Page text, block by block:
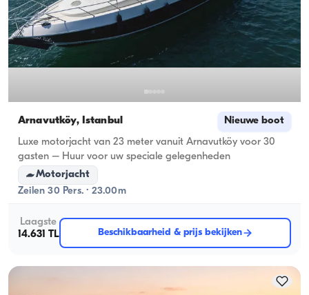
Arnavutköy, İstanbul Nieuwe boot
Luxe motorjacht van 23 meter vanuit Arnavutköy voor 30
gasten – Huur voor uw speciale gelegenheden
Motorjacht
Zeilen 30 Pers. · 23.00m
Laagste
14.631 TL
Beschikbaarheid & prijs bekijken